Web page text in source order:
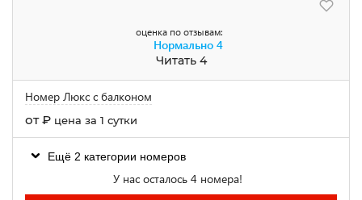
оценка по отзывам:
Нормально 4
Читать 4
Номер Люкс с балконом
от₽ цена за 1 сутки
Ещё 2 категории номеров
У нас осталось 4 номера!